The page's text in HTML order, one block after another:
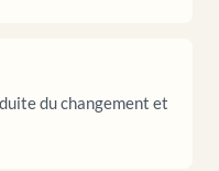
du changement et